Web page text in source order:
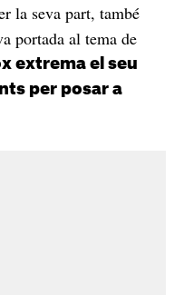
la seva part, també
portada al tema de
extrema el seu
per posar a